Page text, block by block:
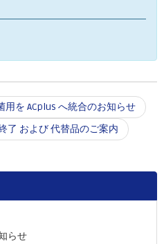
用を ACplus へ統合のお知らせ
了 および 代替品のご案内
らせ